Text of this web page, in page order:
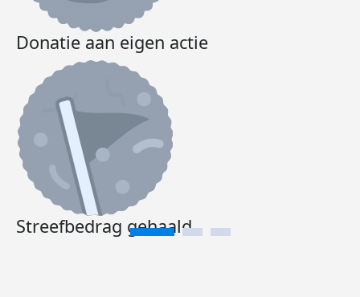
Donatie aan eigen actie
Streefbedrag gehaald